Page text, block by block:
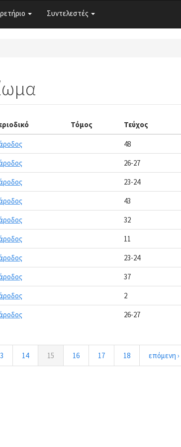
Συντελεστές
Τόμος Τεύχος
48
26-27
23-24
43
32
11
23-24
37
2
26-27
14 15 16 17 18 επόμενη ›